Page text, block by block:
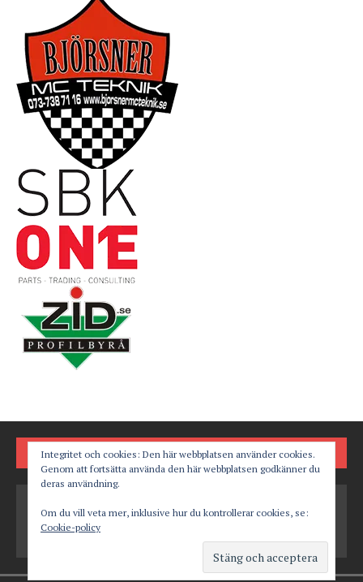
FÖLJ OSS PÅ
Integritet och cookies: Den här webbplatsen använder cookies.
Genom att fortsätta använda den här webbplatsen godkänner du
deras användning.
Om du vill veta mer, inklusive hur du kontrollerar cookies, se:
Cookie-policy